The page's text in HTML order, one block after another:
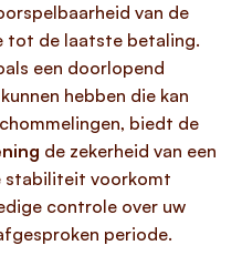
van de
tot de laatste betaling.
een doorlopend
hebben die kan
biedt de
de zekerheid van een
stabiliteit voorkomt
controle over uw
periode.